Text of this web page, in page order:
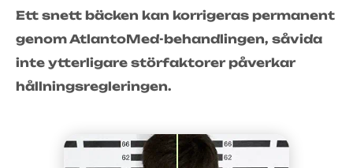
Ett snett bäcken kan korrigeras permanent
genom AtlantoMed-behandlingen, såvida
inte ytterligare störfaktorer påverkar
hållningsregleringen.